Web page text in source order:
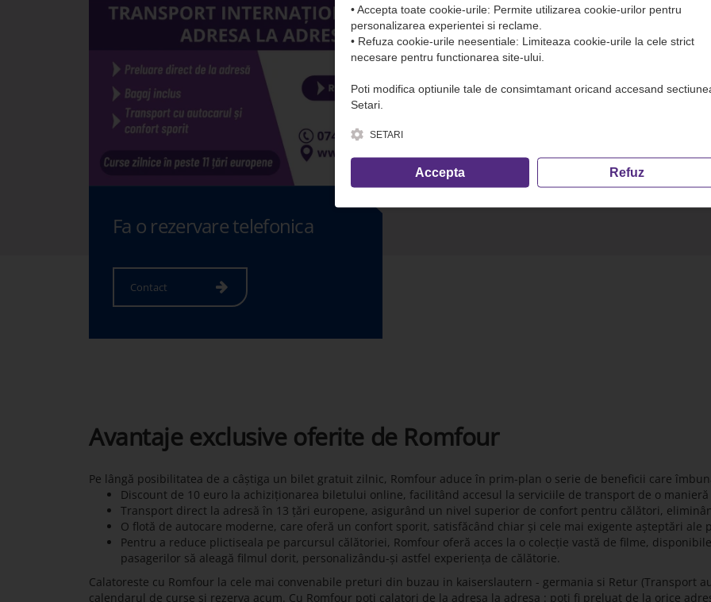
Fa o rezervare telefonica
Contact
Avantaje exclusive oferite de Romfour
Pe lângă posibilitatea de a câștiga un bilet gratuit zilnic, Romfour aduce în prim-plan o serie de beneficii care
Discount de 10 euro la achiziționarea biletului online, facilitând accesul la serviciile de transport de o
Transport direct la adresă în 13 țări europene, asigurând un nivel superior de confort pentru călători,
O flotă de autocare moderne, care oferă un confort sporit, satisfăcând chiar și cele mai exigente așteptări ale
Pentru a reduce plictiseala pe parcursul călătoriei, Romfour oferă acces la o colecție vastă de filme,
pasagerilor să aleagă filmul dorit, personalizându-și astfel experiența de călătorie.
Calatoreste cu Romfour la cele mai convenabile preturi din buzau in kaiserslautern - germania si Retur (Transport
calendarul de curse si rezerva acum. Cu Romfour poti calatori de la adresa la adresa : poti fi preluat de la orice
• Accepta toate cookie-urile: Permite utilizarea cookie-urilor pentru
personalizarea experientei si reclame.
• Refuza cookie-urile neesentiale: Limiteaza cookie-urile la cele strict
necesare pentru functionarea site-ului.
Poti modifica optiunile tale de consimtamant oricand accesand
Setari.
SETARI
Accepta Refuz